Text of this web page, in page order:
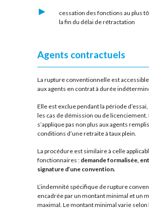
cessation des fonctions au plus
la fin du délai de rétractation
Agents contractuels
La rupture conventionnelle est
aux agents en contrat à durée
Elle est exclue pendant la période
les cas de démission ou de licenciement.
s’applique pas non plus aux agents
conditions d’une retraite à taux plein.
La procédure est similaire à celle
fonctionnaires : demande formalisée,
signature d’une convention.
L’indemnité spécifique de rupture
encadrée par un montant minimal et un
maximal. Le montant minimal varie selon